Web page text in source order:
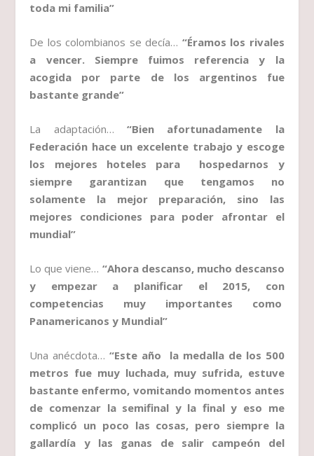
toda mi familia”
De los colombianos se decía… “Éramos los rivales
a vencer. Siempre fuimos referencia y la
acogida por parte de los argentinos fue
bastante grande”
La adaptación… “Bien afortunadamente la
Federación hace un excelente trabajo y escoge
los mejores hoteles para hospedarnos y
siempre garantizan que tengamos no
solamente la mejor preparación, sino las
mejores condiciones para poder afrontar el
mundial”
Lo que viene… “Ahora descanso, mucho descanso
y empezar a planificar el 2015, con
competencias muy importantes como
Panamericanos y Mundial”
Una anécdota…“Este año la medalla de los 500
metros fue muy luchada, muy sufrida, estuve
bastante enfermo, vomitando momentos antes
de comenzar la semifinal y la final y eso me
complicó un poco las cosas, pero siempre la
gallardía y las ganas de salir campeón del